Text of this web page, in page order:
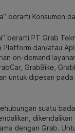
berarti Konsumen
berarti PT Grab
Platform dan/atau
on-demand
GrabBike,
untuk dipesan
suatu
dengan Grab.